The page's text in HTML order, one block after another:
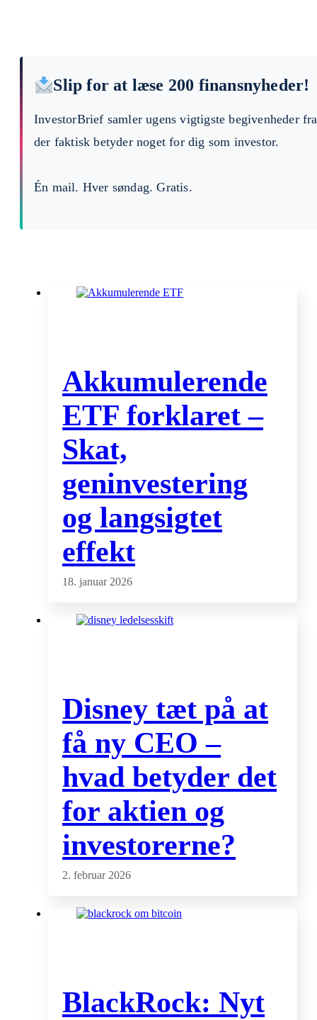
Slip for at læse 200 finansnyheder!
InvestorBrief samler ugens vigtigste begivenheder
der faktisk betyder noget for dig som investor.
Én mail. Hver søndag. Gratis.
Akkumulerende
ETF forklaret –
Skat,
geninvestering
og langsigtet
effekt
18. januar 2026
Disney tæt på at
få ny CEO –
hvad betyder det
for aktien og
investorerne?
2. februar 2026
BlackRock: Nyt